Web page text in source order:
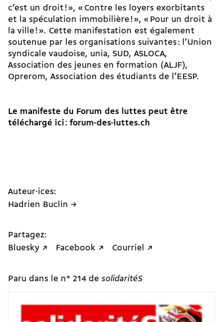
c’est un droit ! », « Contre les loyers exorbitants
et la spéculation immobilière ! », « Pour un droit à
la ville ! ». Cette manifestation est également
soutenue par les organisations suivantes : l’Union
syndicale vaudoise, unia, SUD, ASLOCA,
Association des jeunes en formation (ALJF),
Oprerom, Association des étudiants de l’EESP.
Le manifeste du Forum des luttes peut être
téléchargé ici : forum-des-luttes.ch
Auteur·ices:
Hadrien Buclin →
Partagez:
Bluesky ↗
Facebook ↗ Courriel ↗
Paru dans le n° 214 de solidaritéS